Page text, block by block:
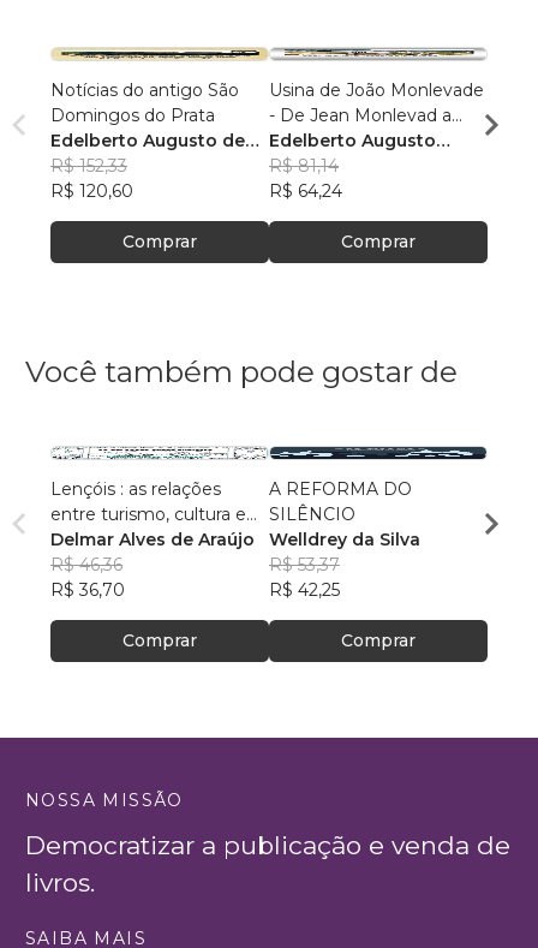
Notícias do antigo São
Domingos do Prata
Edelberto Augusto de
Gomes Lima
R$ 152,33
R$ 120,60
Comprar
Usina de João Monlevade
- De Jean Monlevad a
Louis Ensch
Edelberto Augusto
Gomes Lima
R$ 81,14
R$ 64,24
Comprar
Você também pode gostar de
Lençóis : as relações
entre turismo, cultura e
ambiente
Delmar Alves de Araújo
R$ 46,36
R$ 36,70
Comprar
A REFORMA DO
SILÊNCIO
Welldrey da Silva
R$ 53,37
R$ 42,25
Comprar
NOSSA MISSÃO
Democratizar a publicação e venda de
livros.
SAIBA MAIS